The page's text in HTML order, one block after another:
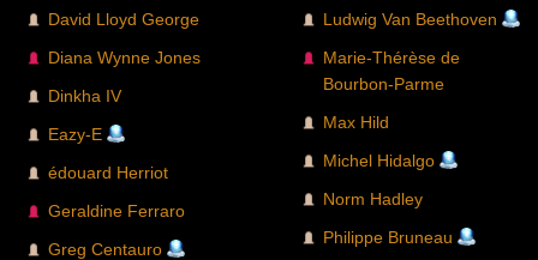
David Lloyd George
Diana Wynne Jones
Dinkha IV
Eazy-E
édouard Herriot
Geraldine Ferraro
Greg Centauro
Ludwig Van Beethoven
Marie-Thérèse de
Bourbon-Parme
Max Hild
Michel Hidalgo
Norm Hadley
Philippe Bruneau